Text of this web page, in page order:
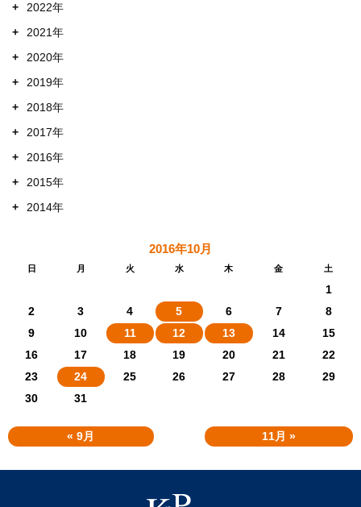
+
2022年
+
2021年
+
2020年
+
2019年
+
2018年
+
2017年
+
2016年
+
2015年
+
2014年
2016年10月
日 月 火 水 木 金 土
« 9月 11月 »
1
2
3 4 5 6 7
8
9
10 11 12 13 14
15
16
17 18 19 20 21
22
23
24 25 26 27 28
29
30
31